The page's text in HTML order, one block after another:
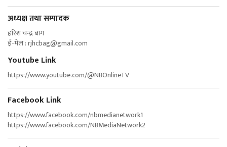
अध्यक्ष तथा सम्पादक
हरिश चन्द्र बाग
ई-मेल :rjhcbag@gmail.com
Youtube Link
https://www.youtube.com/@NBOnlineTV
Facebook Link
https://www.facebook.com/nbmedianetwork1
https://www.facebook.com/NBMediaNetwork2